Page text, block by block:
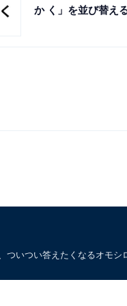
か く」を並び替え
いつい答えたくなるオモシ